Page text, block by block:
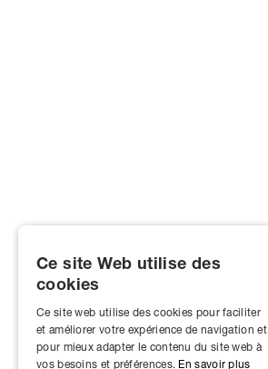
Ce site Web utilise des
cookies
Ce site web utilise des cookies pour faciliter
et améliorer votre expérience de navigation et
pour mieux adapter le contenu du site web à
vos besoins et préférences. En savoir plus